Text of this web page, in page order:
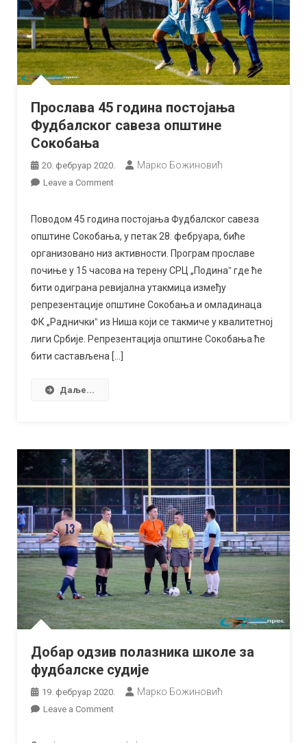
Прослава 45 година постојања
Фудбалског савеза општине
Сокобања
20. фебруар 2020. Марко Божиновић
Leave a Commenton
постојања
савеза
општине
Сокобања
Поводом 45 година постојања Фудбалског савеза
општине Сокобања, у петак 28. фебруара, биће
организовано низ активности. Програм прославе
почиње у 15 часова на терену СРЦ „Подинаˮ где ће
бити одиграна ревијална утакмица између
репрезентације општине Сокобања и омладинаца
ФК „Радничкиˮ из Ниша који се такмиче у квалитетној
лиги Србије. Репрезентација општине Сокобања ће
бити састављена […]
Даље...
Добар одзив полазника школе за
фудбалске судије
19. фебруар 2020. Марко Божиновић
Leave a Commenton
одзив